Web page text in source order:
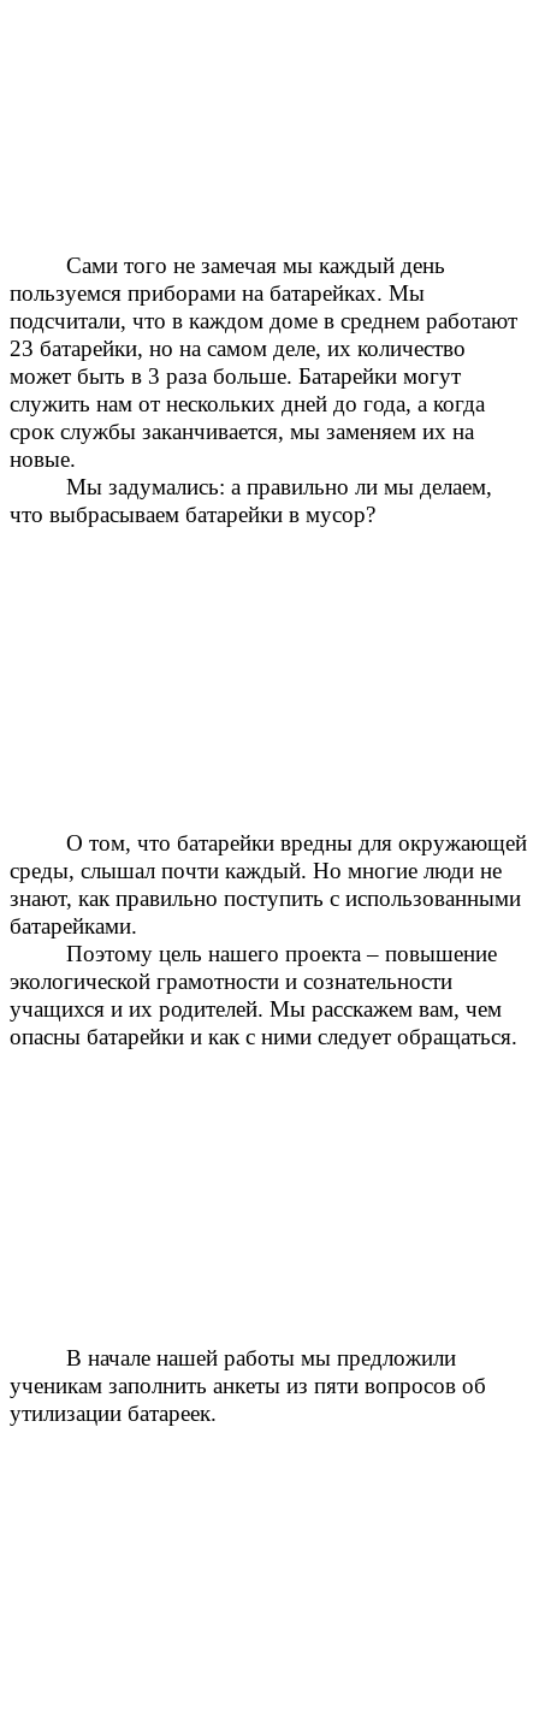
Сами того не замечая мы каждый день
пользуемся приборами на батарейках. Мы
подсчитали, что в каждом доме в среднем работают
23 батарейки, но на самом деле, их количество
может быть в 3 раза больше. Батарейки могут
служить нам от нескольких дней до года, а когда
срок службы заканчивается, мы заменяем их на
новые.
Мы задумались: а правильно ли мы делаем,
что выбрасываем батарейки в мусор?
О том, что батарейки вредны для окружающей
среды, слышал почти каждый. Но многие люди не
знают, как правильно поступить с использованными
батарейками.
Поэтому цель нашего проекта – повышение
экологической грамотности и сознательности
учащихся и их родителей. Мы расскажем вам, чем
опасны батарейки и как с ними следует обращаться.
В начале нашей работы мы предложили
ученикам заполнить анкеты из пяти вопросов об
утилизации батареек.